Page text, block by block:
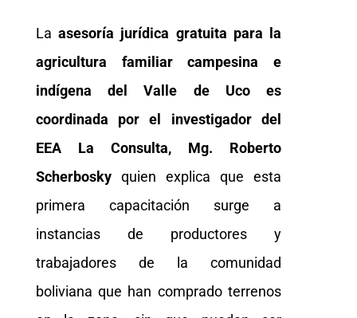
La asesoría jurídica gratuita para la
agricultura familiar campesina e
indígena del Valle de Uco es
coordinada por el investigador del
EEA La Consulta, Mg.
Roberto
Scherboskyquien explica que esta
primera capacitación surge a
instancias de productores y
trabajadores de la comunidad
boliviana que han comprado terrenos